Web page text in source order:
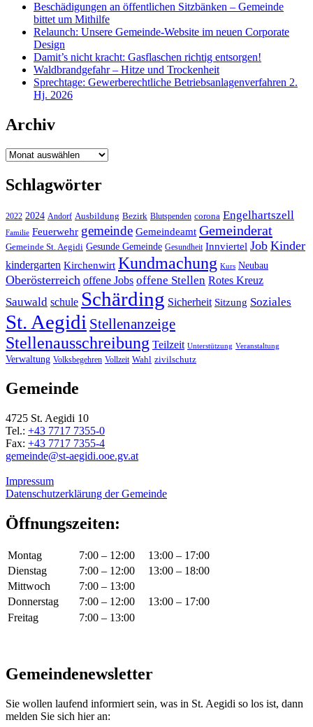
Beschädigungen an öffentlichen Sitzbänken – Gemeinde
bittet um Mithilfe
Relaunch: Unsere Gemeinde-Website im neuen Corporate
Design
Damit’s nicht kracht: Gasflaschen richtig entsorgen!
Waldbrandgefahr – Hitze und Trockenheit
Sprechtage: Gewerberechtliche Betriebsanlagenverfahren 2.
Hj. 2026
Archiv
Archiv
Schlagwörter
2022 2024 Andorf Ausbildung Bezirk Blutspenden corona Engelhartszell
Familie Feuerwehr gemeinde Gemeindeamt Gemeinderat
Gemeinde St. Aegidi Gesunde Gemeinde Gesundheit Innviertel Job Kinder
kindergarten Kirchenwirt Kundmachung Kurs Neubau
Oberösterreich offene Jobs offene Stellen Rotes Kreuz
Sauwald schule Schärding Sicherheit Sitzung Soziales
St. Aegidi Stellenanzeige
Stellenausschreibung Teilzeit Unterstützung Veranstaltung
Verwaltung Volksbegehren Vollzeit Wahl zivilschutz
Gemeinde
4725 St. Aegidi 10
Tel.: +43 7717 7355-0
Fax: +43 7717 7355-4
gemeinde@st-aegidi.ooe.gv.at
Impressum
Datenschutzerklärung der Gemeinde
Öffnungszeiten:
Montag 7:00 – 12:00
13:00 – 17:00
Dienstag
7:00 – 12:00
13:00 – 18:00
Mittwoch
7:00 – 13:00
Donnerstag
7:00 – 12:00
13:00 – 17:00
Freitag
7:00 – 13:00
Gemeindenewsletter
Sie wollen laufend informiert sein, was in St. Aegidi so los ist, dann
melden Sie sich hier an: